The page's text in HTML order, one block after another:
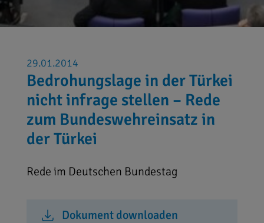
29.01.2014
Bedrohungslage in der Türkei
nicht infrage stellen – Rede
zum Bundeswehreinsatz in
der Türkei
Rede im Deutschen Bundestag
Dokument downloaden